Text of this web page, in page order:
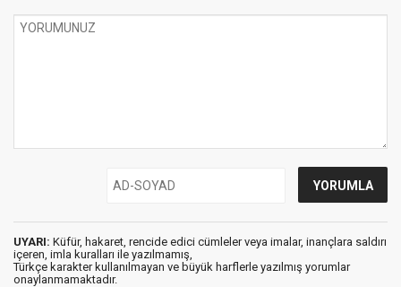
UYARI: Küfür, hakaret, rencide edici cümleler veya imalar, inançlara saldırı
içeren, imla kuralları ile yazılmamış,
Türkçe karakter kullanılmayan ve büyük harflerle yazılmış yorumlar
onaylanmamaktadır.